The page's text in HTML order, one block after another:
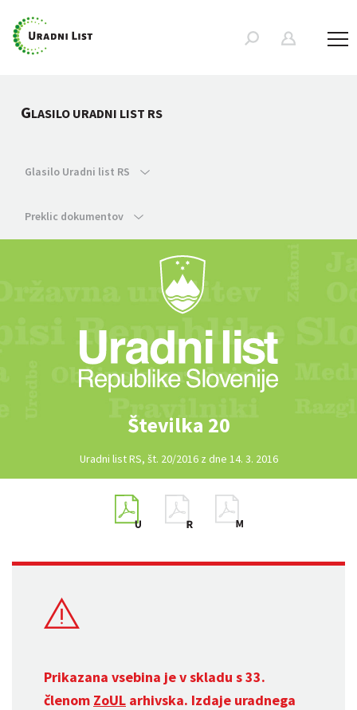
GLASILO URADNI LIST RS
Glasilo Uradni list RS
Preklic dokumentov
Številka 20
Uradni list RS, št. 20/2016 z dne 14. 3. 2016
Prikazana vsebina je v skladu s 33.
členom ZoUL arhivska. Izdaje uradnega